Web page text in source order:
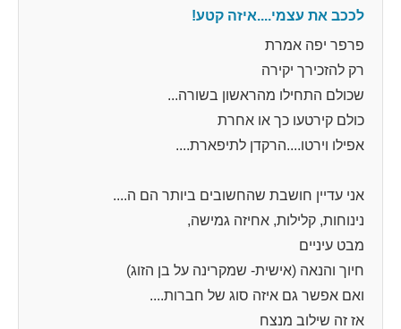
לככב את עצמי....איזה קטע!
פרפר יפה אמרת
רק להזכירך יקירה
שכולם התחילו מהראשון בשורה...
כולם קירטעו כך או אחרת
אפילו וירטו....הרקדן לתיפארת....
אני עדיין חושבת שהחשובים ביותר הם ה....
נינוחות, קלילות, אחיזה גמישה,
מבט עיניים
חיוך והנאה (אישית- שמקרינה על בן הזוג)
ואם אפשר גם איזה סוג של חברות....
אז זה שילוב מנצח